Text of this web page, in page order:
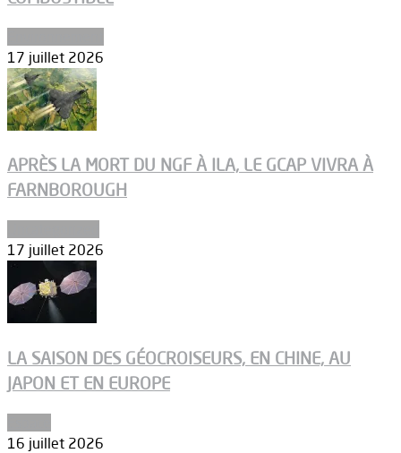
17 juillet 2026
APRÈS LA MORT DU NGF À ILA, LE GCAP VIVRA À
FARNBOROUGH
17 juillet 2026
LA SAISON DES GÉOCROISEURS, EN CHINE, AU
JAPON ET EN EUROPE
16 juillet 2026